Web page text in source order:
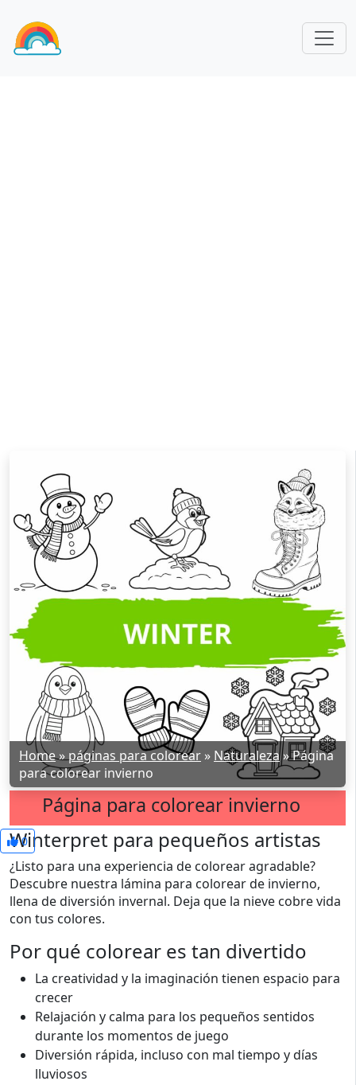
Home»páginas para colorear » Naturaleza»Página
para colorear invierno
Página para colorear invierno
0
Winterpret para pequeños artistas
¿Listo para una experiencia de colorear agradable?
Descubre nuestra lámina para colorear de invierno,
llena de diversión invernal. Deja que la nieve cobre vida
con tus colores.
Por qué colorear es tan divertido
La creatividad y la imaginación tienen espacio para
crecer
Relajación y calma para los pequeños sentidos
durante los momentos de juego
Diversión rápida, incluso con mal tiempo y días
lluviosos